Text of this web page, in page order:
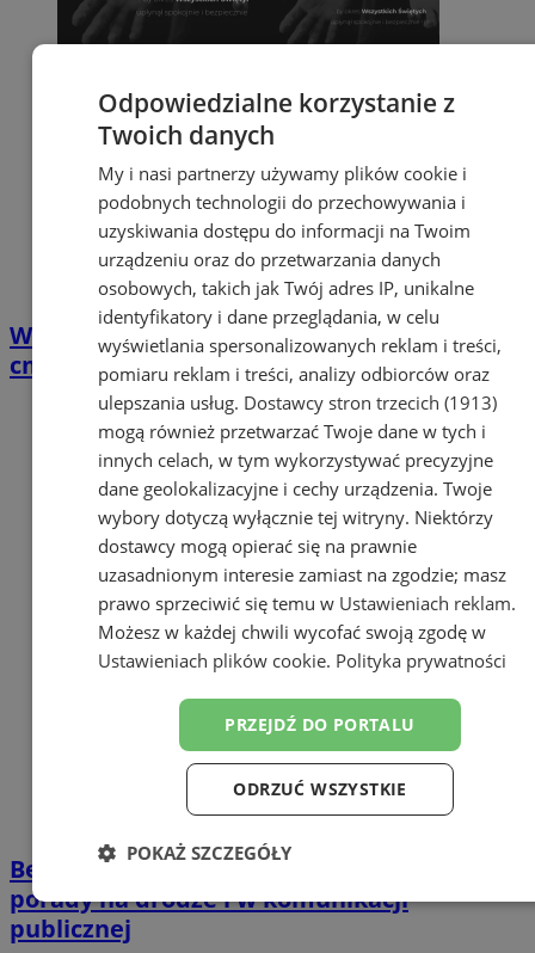
Wszystkich Świętych: bądź czujny na
cmentarzu. Nie daj szans złodziejom
Bezpieczeństwo podczas Święta Zmarłych –
porady na drodze i w komunikacji
publicznej
Odpowiedzialne korzystanie z
Twoich danych
My i nasi partnerzy używamy plików cookie i
podobnych technologii do przechowywania i
uzyskiwania dostępu do informacji na Twoim
urządzeniu oraz do przetwarzania danych
osobowych, takich jak Twój adres IP, unikalne
identyfikatory i dane przeglądania, w celu
wyświetlania spersonalizowanych reklam i treści,
pomiaru reklam i treści, analizy odbiorców oraz
ulepszania usług. Dostawcy stron trzecich (1913)
mogą również przetwarzać Twoje dane w tych i
innych celach, w tym wykorzystywać precyzyjne
dane geolokalizacyjne i cechy urządzenia. Twoje
wybory dotyczą wyłącznie tej witryny. Niektórzy
dostawcy mogą opierać się na prawnie
uzasadnionym interesie zamiast na zgodzie; masz
prawo sprzeciwić się temu w Ustawieniach reklam.
Możesz w każdej chwili wycofać swoją zgodę w
Ustawieniach plików cookie. Polityka prywatności
PRZEJDŹ DO PORTALU
ODRZUĆ WSZYSTKIE
POKAŻ SZCZEGÓŁY
Niezbędne Wydajność Targetowanie